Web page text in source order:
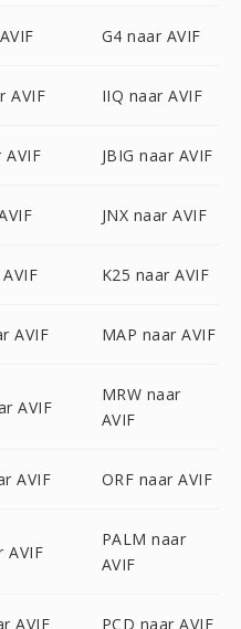
G4 naar AVIF
AVIF IIQ naar AVIF
AVIF JBIG naar AVIF
JNX naar AVIF
K25 naar AVIF
AVIF MAP naar AVIF
AVIF
MRW naar
AVIF
AVIF ORF naar AVIF
AVIF
PALM naar
AVIF
AVIF PCD naar AVIF